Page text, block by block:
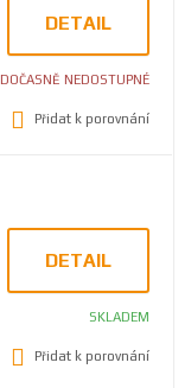
DETAIL
DOČASNĚ NEDOSTUPNÉ
Přidat k porovnání
DETAIL
SKLADEM
Přidat k porovnání